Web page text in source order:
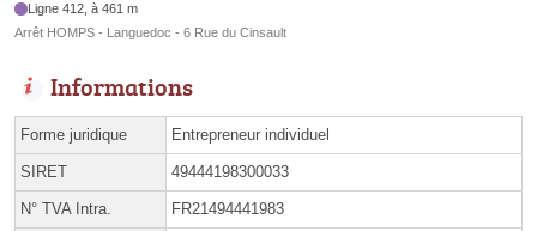
Ligne 412, à 461 m
Arrêt HOMPS - Languedoc - 6 Rue du Cinsault
Informations
Forme juridique Entrepreneur individuel
SIRET 49444198300033
N° TVA Intra. FR21494441983